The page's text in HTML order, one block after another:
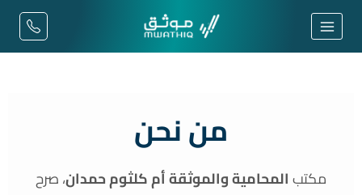
من نحن
مكتبالمحامية والموثقة أم كلثوم حمدان، صرح